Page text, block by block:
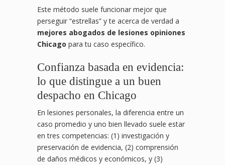
Este método suele funcionar mejor que
perseguir “estrellas” y te acerca de verdad a
mejores abogados de lesiones opiniones
Chicago para tu caso específico.
Confianza basada en evidencia:
lo que distingue a un buen
despacho en Chicago
En lesiones personales, la diferencia entre un
caso promedio y uno bien llevado suele estar
en tres competencias: (1) investigación y
preservación de evidencia, (2) comprensión
de daños médicos y económicos, y (3)